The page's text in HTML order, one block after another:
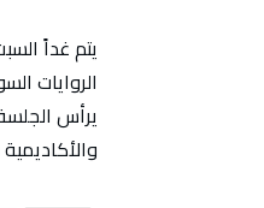
يتم غداً
الروايات
يرأس